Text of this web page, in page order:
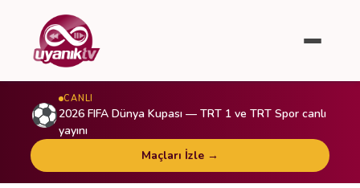
⚽
CANLI
2026 FIFA Dünya Kupası — TRT 1 ve TRT Spor canlı
yayını
Maçları İzle →